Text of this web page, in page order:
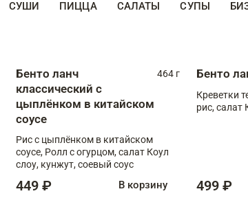
СУШИ ПИЦЦА САЛАТЫ СУПЫ
Бенто ланч
классический с
цыплёнком в китайском
соусе
464 г
Рис с цыплёнком в китайском
соусе, Ролл с огурцом, салат Коул
слоу, кунжут, соевый соус
449 ₽ В корзину
Бенто
Креветки
рис, салат
499 ₽